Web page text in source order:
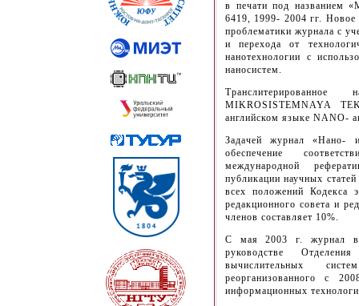
в печати под названием
6419, 1999- 2004 гг. Новое
проблематики журнала с
и перехода от
нанотехнологии с
наносистем.
MIKROSISTEMNAYA
английском языке NANO-
Задачей журнал «Нано-
обеспечение
международной
публикации научных
всех положений Кодекса
редакционного совета и
членов составляет 10%.
С мая 2003 г. журнал
руководстве
вычислительных
реорганизованного с
информационных